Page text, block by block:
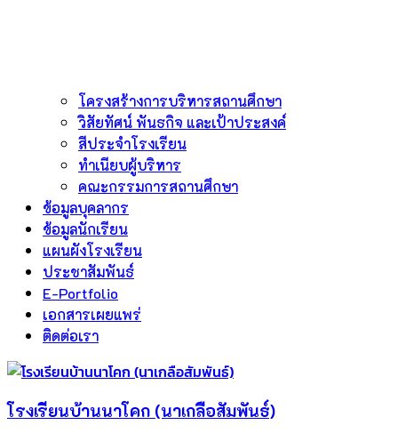
โครงสร้างการบริหารสถานศึกษา
วิสัยทัศน์ พันธกิจ และเป้าประสงค์
สีประจำโรงเรียน
ทำเนียบผู้บริหาร
คณะกรรมการสถานศึกษา
ข้อมูลบุคลากร
ข้อมูลนักเรียน
แผนผังโรงเรียน
ประชาสัมพันธ์
E-Portfolio
เอกสารเผยแพร่
ติดต่อเรา
โรงเรียนบ้านนาโคก (นาเกลือสัมพันธ์)